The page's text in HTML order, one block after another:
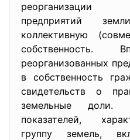
реорганизации
предприятий
коллективную
собственность.
реорганизованных
в собственность
свидетельств о
земельные доли.
показателей,
группу земель,